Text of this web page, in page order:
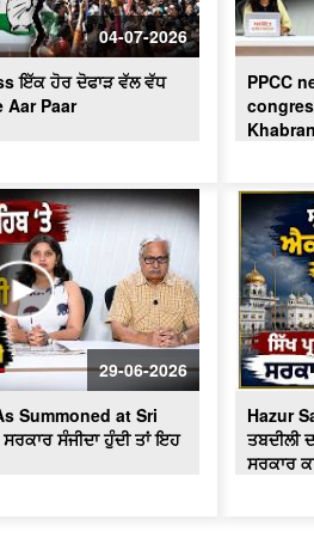
04-07-2026
ਇੱਕ ਹੋਰ ਦੋਫਾੜ ਵੱਲ ਵੱਧ
Aar Paar
PPCC
29-06-2026
Summoned at Sri
ਸੰਜੀਦਾ ਹੁੰਦੀ ਤਾਂ ਇਹ
Hazur
ਤਬਦੀਲੀ
ਸਰਕਾਰ